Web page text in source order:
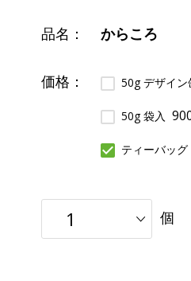
品名： からころ
価格： 50g デザイン
50g 袋入
ティーバッ
個